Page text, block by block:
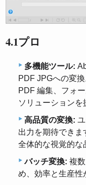
4.1プロ
多機能ツール:
PDF JPGへの変
PDF 編集、フォ
ソリューションを
高品質の変換:
出力を期待できま
全体的な視覚的な
バッチ変換: 複
め、効率と生産性